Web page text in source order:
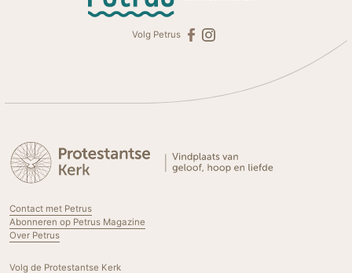
Volg Petrus
Contact met Petrus
Abonneren op Petrus Magazine
Over Petrus
Volg de Protestantse Kerk